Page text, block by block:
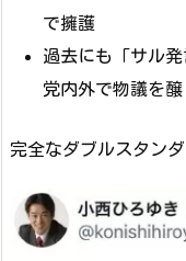
で擁護
過去にも「サル
党内外で物議を醸
完全なダブルスタンダ